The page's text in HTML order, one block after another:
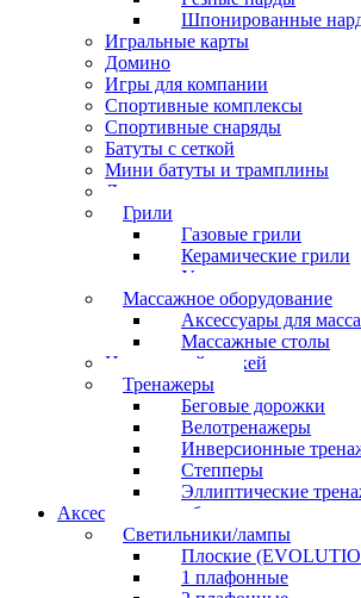
Шпонированные
Игральные карты
Домино
Игры для компании
Спортивные комплексы
Спортивные снаряды
Батуты с сеткой
Мини батуты и трамплины
Дартс
Грили
Газовые грили
Керамические грили
Угольные грили
Массажное оборудование
Аксессуары для
Массажные столы
Настольный хоккей
Тренажеры
Беговые дорожки
Велотренажеры
Инверсионные
Степперы
Эллиптические
Аксессуары для бильярда
Светильники/лампы
Плоские
1 плафонные